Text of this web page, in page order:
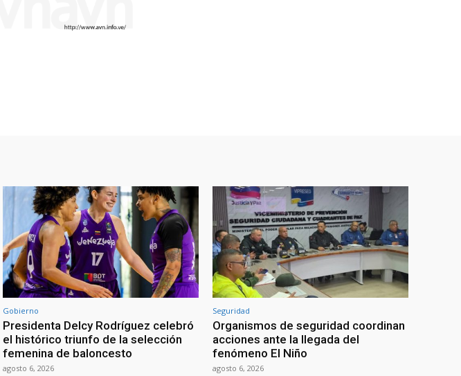
Gobierno
Presidenta Delcy Rodríguez celebró
el histórico triunfo de la selección
femenina de baloncesto
agosto 6, 2026
Seguridad
Organismos de seguridad coordinan
acciones ante la llegada del
fenómeno El Niño
agosto 6, 2026